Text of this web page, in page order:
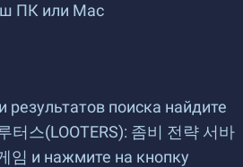
ПК или Mac
результатов поиска найдите
터스(LOOTERS): 좀비 전략 서바
임 и нажмите на кнопку